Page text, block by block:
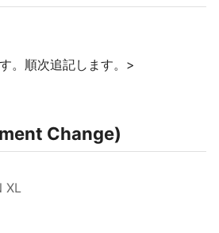
。順次追記します。>
Change)
XL